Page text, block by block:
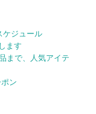
ケジュール
ます
まで、人気アイテ
ン